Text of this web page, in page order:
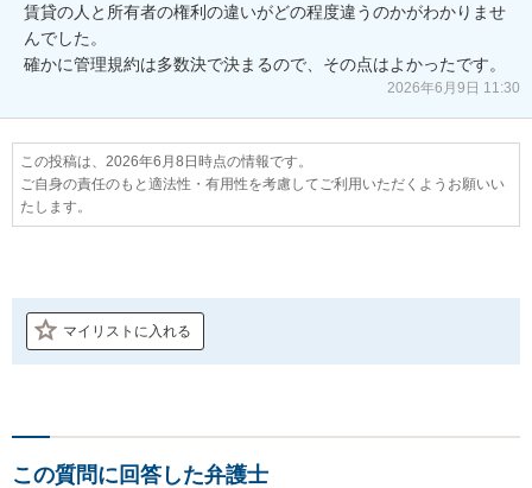
賃貸の人と所有者の権利の違いがどの程度違うのかがわかりませ
んでした。
確かに管理規約は多数決で決まるので、その点はよかったです。
2026年6月9日 11:30
この投稿は、2026年6月8日時点の情報です。
ご自身の責任のもと適法性・有用性を考慮してご利用いただくようお願いい
たします。
マイリストに入れる
この質問に回答した弁護士